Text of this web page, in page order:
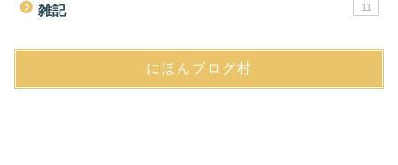
雑記 11
にほんブログ村